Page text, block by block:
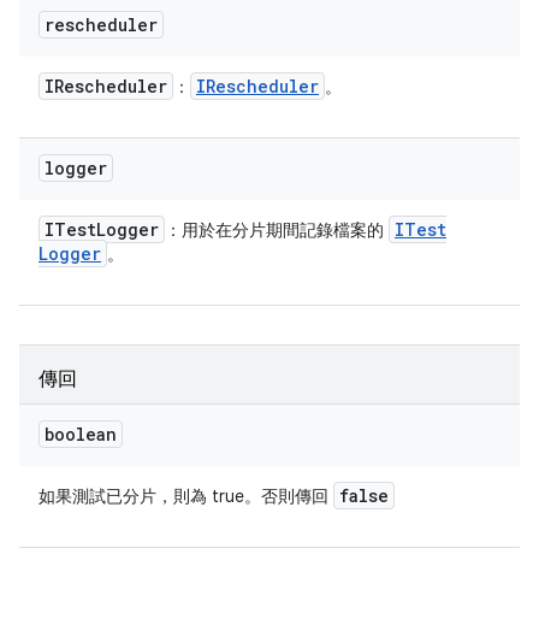
rescheduler
IRescheduler ： IRescheduler 。
logger
ITestLogger ：用於在分片期間記錄檔案的
ITest
Logger 。
傳回
boolean
如果測試已分片，則為 true。否則傳回 false